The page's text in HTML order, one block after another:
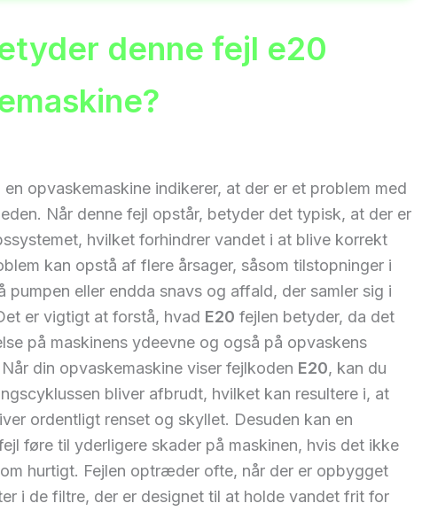
denne fejl e20
en opvaskemaskine indikerer, at der er et problem med
Når denne fejl opstår, betyder det typisk, at der er
hvilket forhindrer vandet i at blive korrekt
kan opstå af flere årsager, såsom tilstopninger i
pumpen eller endda snavs og affald, der samler sig i
er vigtigt at forstå, hvad E20 fejlen betyder, da det
på maskinens ydeevne og også på opvaskens
din opvaskemaskine viser fejlkoden E20, kan du
bliver afbrudt, hvilket kan resultere i, at
ordentligt renset og skyllet. Desuden kan en
føre til yderligere skader på maskinen, hvis det ikke
hurtigt. Fejlen optræder ofte, når der er opbygget
i de filtre, der er designet til at holde vandet frit for